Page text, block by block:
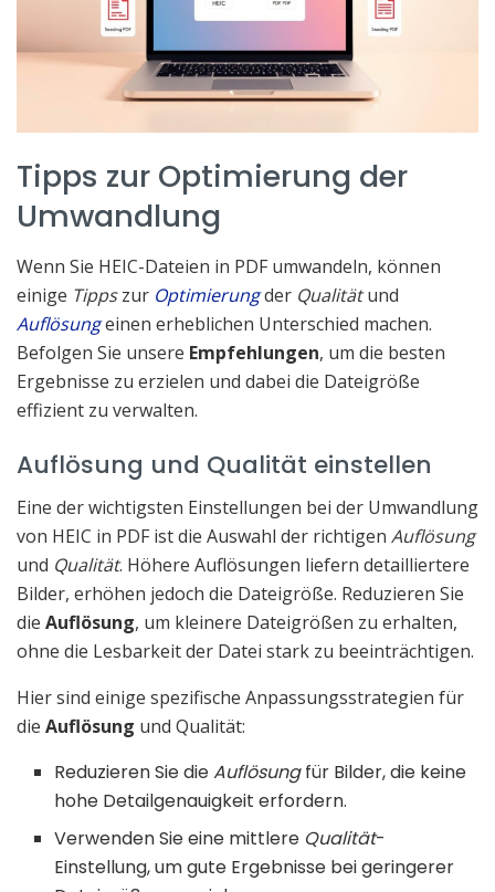
Tipps zur Optimierung der
Umwandlung
Wenn Sie HEIC-Dateien in PDF umwandeln, können
einige Tippszur Optimierungder Qualitätund
Auflösungeinen erheblichen Unterschied machen.
Befolgen Sie unsere Empfehlungen, um die besten
Ergebnisse zu erzielen und dabei die Dateigröße
effizient zu verwalten.
Auflösung und Qualität einstellen
Eine der wichtigsten Einstellungen bei der Umwandlung
von HEIC in PDF ist die Auswahl der richtigen Auflösung
und Qualität. Höhere Auflösungen liefern detailliertere
Bilder, erhöhen jedoch die Dateigröße. Reduzieren Sie
die Auflösung, um kleinere Dateigrößen zu erhalten,
ohne die Lesbarkeit der Datei stark zu beeinträchtigen.
Hier sind einige spezifische Anpassungsstrategien für
die Auflösung und Qualität:
Reduzieren Sie dieAuflösungfür Bilder, die keine
hohe Detailgenauigkeit erfordern.
Verwenden Sie eine mittlere Qualität-
Einstellung, um gute Ergebnisse bei geringerer